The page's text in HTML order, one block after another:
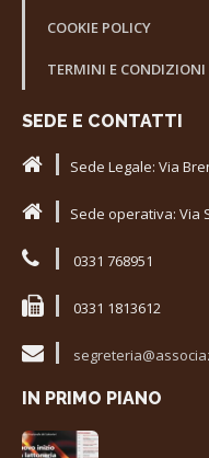
COOKIE POLICY
TERMINI E
SEDE E CONTATTI
Sede Legale: Via
Sede operativa: Via
0331 768951
0331 1813612
IN PRIMO PIANO